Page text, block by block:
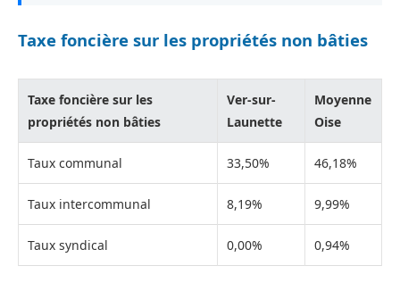
Taxe foncière sur les propriétés non bâties
Taxe foncière sur les
propriétés non bâties
Ver-sur-
Launette
Moyenne
Oise
Taux communal 33,50% 46,18%
Taux intercommunal 8,19% 9,99%
Taux syndical 0,00% 0,94%